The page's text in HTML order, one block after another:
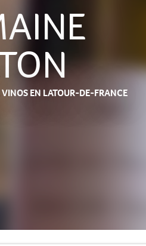
VINOSEN LATOUR-DE-FRANCE